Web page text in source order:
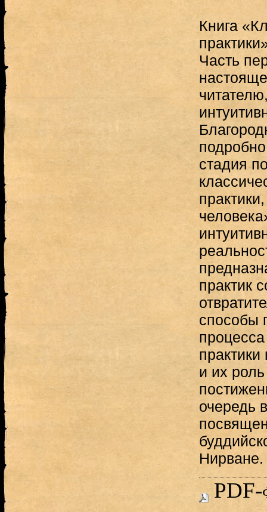
Книга
Часть
стадия
практик
способы
и их
очередь
Нирване.
PDF-